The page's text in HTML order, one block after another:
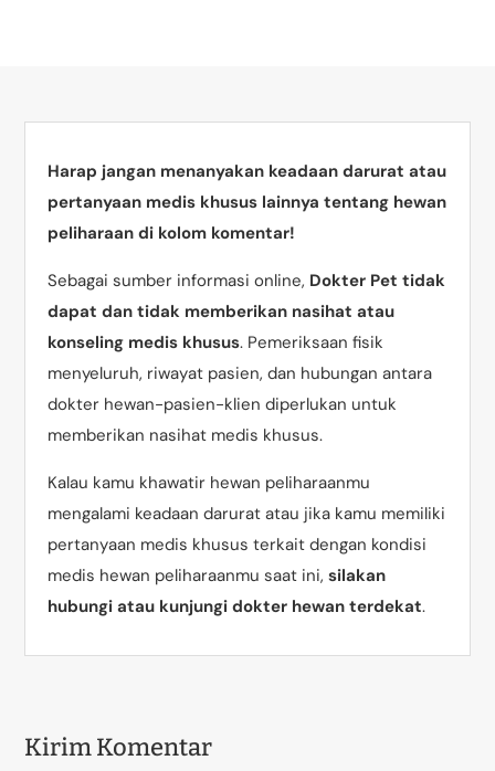
Harap jangan menanyakan keadaan darurat atau
pertanyaan medis khusus lainnya tentang hewan
peliharaan di kolom komentar!
Sebagai sumber informasi online, Dokter Pet tidak
dapat dan tidak memberikan nasihat atau
konseling medis khusus. Pemeriksaan fisik
menyeluruh, riwayat pasien, dan hubungan antara
dokter hewan-pasien-klien diperlukan untuk
memberikan nasihat medis khusus.
Kalau kamu khawatir hewan peliharaanmu
mengalami keadaan darurat atau jika kamu memiliki
pertanyaan medis khusus terkait dengan kondisi
medis hewan peliharaanmu saat ini,silakan
hubungi atau kunjungi dokter hewan terdekat.
Kirim Komentar